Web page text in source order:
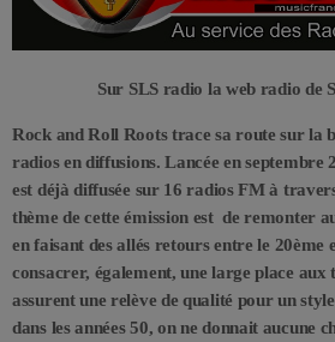
Sur SLS radio la web radio de
Rock and Roll Roots trace sa route sur la
radios en diffusions. Lancée en septembre
est déjà diffusée sur 16 radios FM à
thème de cette émission est de remonter
en faisant des allés retours entre le 20ème
consacrer, également, une large place aux
assurent une relève de qualité pour un
dans les années 50, on ne donnait aucune